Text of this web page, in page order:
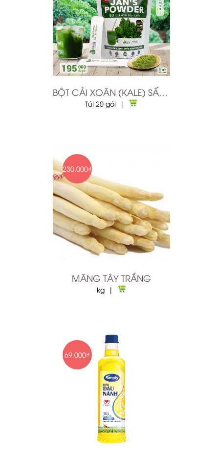
BỘT CẢI XOĂN (KALE) SẤY LẠNH
Túi 20 gói |
230.000₫
MĂNG TÂY TRẮNG
kg |
69.000₫